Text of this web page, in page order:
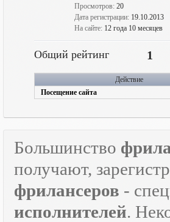
Просмотров: 20
Дата регистрации: 19.10.2013
На сайте: 12 года 10 месяцев
Общий рейтинг 1
Действие
Посещение сайта
Большинство
получают,
фрилансеров -
исполнителей.